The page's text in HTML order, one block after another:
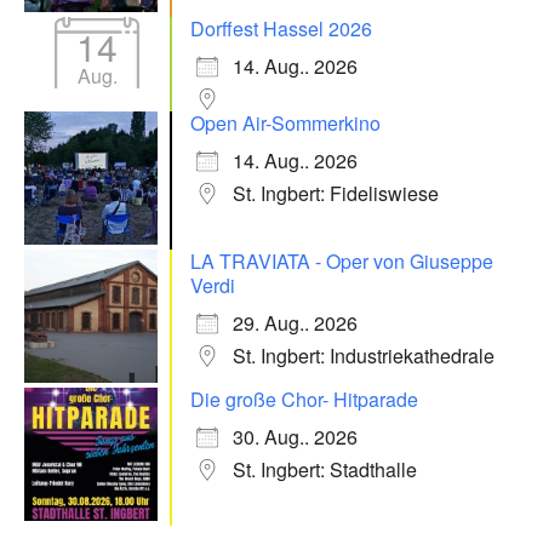
14
Aug.
Dorffest Hassel 2026
14. Aug.. 2026
Open Air-Sommerkino
14. Aug.. 2026
St. Ingbert: Fideliswiese
LA TRAVIATA - Oper von Giuseppe
Verdi
29. Aug.. 2026
St. Ingbert: Industriekathedrale
Die große Chor- Hitparade
30. Aug.. 2026
St. Ingbert: Stadthalle